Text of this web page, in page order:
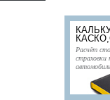
Расчёт